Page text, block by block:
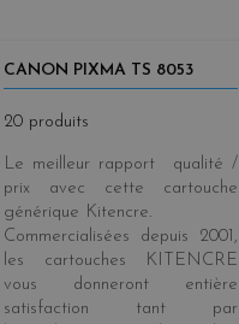
CANON PIXMA TS 8053
20 produits
Le meilleur rapport qualité /
prix avec cette cartouche
générique Kitencre.
Commercialisées depuis 2001 ,
les cartouches KITENCRE
vous donneront entière
satisfaction tant par